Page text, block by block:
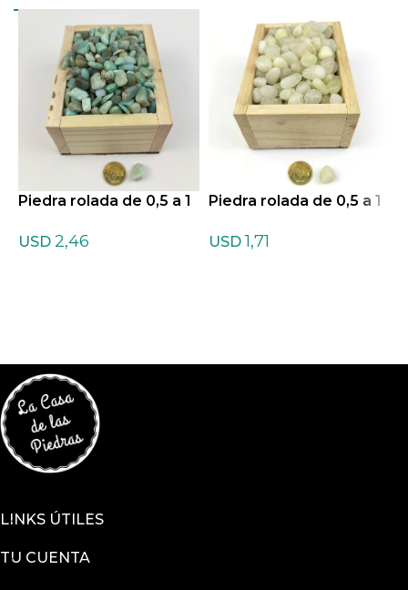
Piedra rolada de 0,5 a 1
USD 2,46
Piedra rolada de 0,5 a 1
USD 1,71
LINKS ÚTILES
TU CUENTA